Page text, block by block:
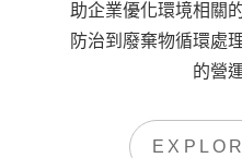
助企業優化環境相關
防治到廢棄物循環處
的營